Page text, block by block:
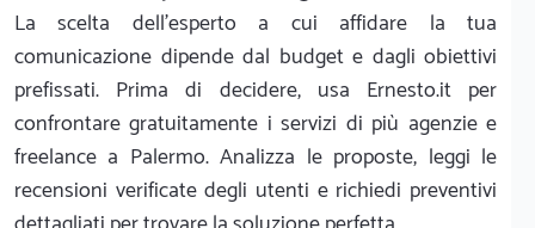
La scelta dell'esperto a cui affidare la tua
comunicazione dipende dal budget e dagli obiettivi
prefissati. Prima di decidere, usa Ernesto.it per
confrontare gratuitamente i servizi di più agenzie e
freelance a Palermo. Analizza le proposte, leggi le
recensioni verificate degli utenti e richiedi preventivi